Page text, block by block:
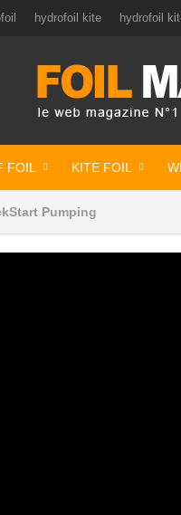
hydrofoil kite hydrofoil
FOIL KITE FOIL
Pumping